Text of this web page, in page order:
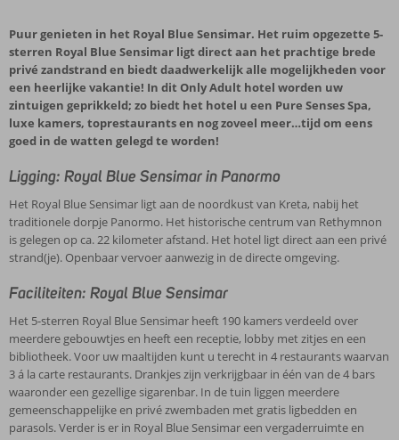
Puur genieten in het Royal Blue Sensimar. Het ruim opgezette 5-
sterren Royal Blue Sensimar ligt direct aan het prachtige brede
privé zandstrand en biedt daadwerkelijk alle mogelijkheden voor
een heerlijke vakantie! In dit Only Adult hotel worden uw
zintuigen geprikkeld; zo biedt het hotel u een Pure Senses Spa,
luxe kamers, toprestaurants en nog zoveel meer…tijd om eens
goed in de watten gelegd te worden!
Ligging: Royal Blue Sensimar in Panormo
Het Royal Blue Sensimar ligt aan de noordkust van Kreta, nabij het
traditionele dorpje Panormo. Het historische centrum van Rethymnon
is gelegen op ca. 22 kilometer afstand. Het hotel ligt direct aan een privé
strand(je). Openbaar vervoer aanwezig in de directe omgeving.
Faciliteiten: Royal Blue Sensimar
Het 5-sterren Royal Blue Sensimar heeft 190 kamers verdeeld over
meerdere gebouwtjes en heeft een receptie, lobby met zitjes en een
bibliotheek. Voor uw maaltijden kunt u terecht in 4 restaurants waarvan
3 á la carte restaurants. Drankjes zijn verkrijgbaar in één van de 4 bars
waaronder een gezellige sigarenbar. In de tuin liggen meerdere
gemeenschappelijke en privé zwembaden met gratis ligbedden en
parasols. Verder is er in Royal Blue Sensimar een vergaderruimte en